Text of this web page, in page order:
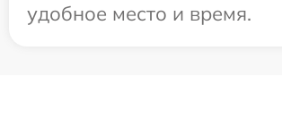
удобное место и время.